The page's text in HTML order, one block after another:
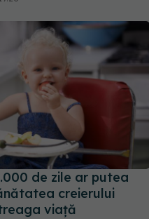
de zile ar putea
creierului
viață